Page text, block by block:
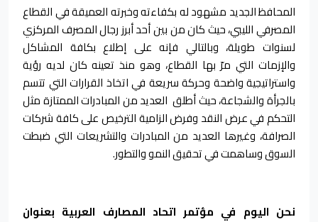
المحافظ الجديد مشهود له بكفاءته وخبرته العميقة في القطاع
المصرفي الليبي، حيث كان من بين أحد أبرز رجال المصرف المركزي
لسنوات طويلة، وبالتالي فإنه على إطلاع بكافة المشاكل
والإزمات التي مرّ بها القطاع، وهو منذ تعينه كان لديه رؤية
واستراتيجية واضحة وحركة سريعة في اتخاذ القرارات التي تتسم
بالجرأة والشجاعة، حيث أطلق العديد من المبادرات الممتازة مثل
التحكم في عرض النقد وفرض الزامية الترخيص على كافة شركات
الصرافة، وغيرها العديد من المبادرات والتشريعات التي ضبطت
السوق وساهمت في تحقيق النمو والتطور.
نحن اليوم في مؤتمر اتحاد المصارف العربية بعنوان